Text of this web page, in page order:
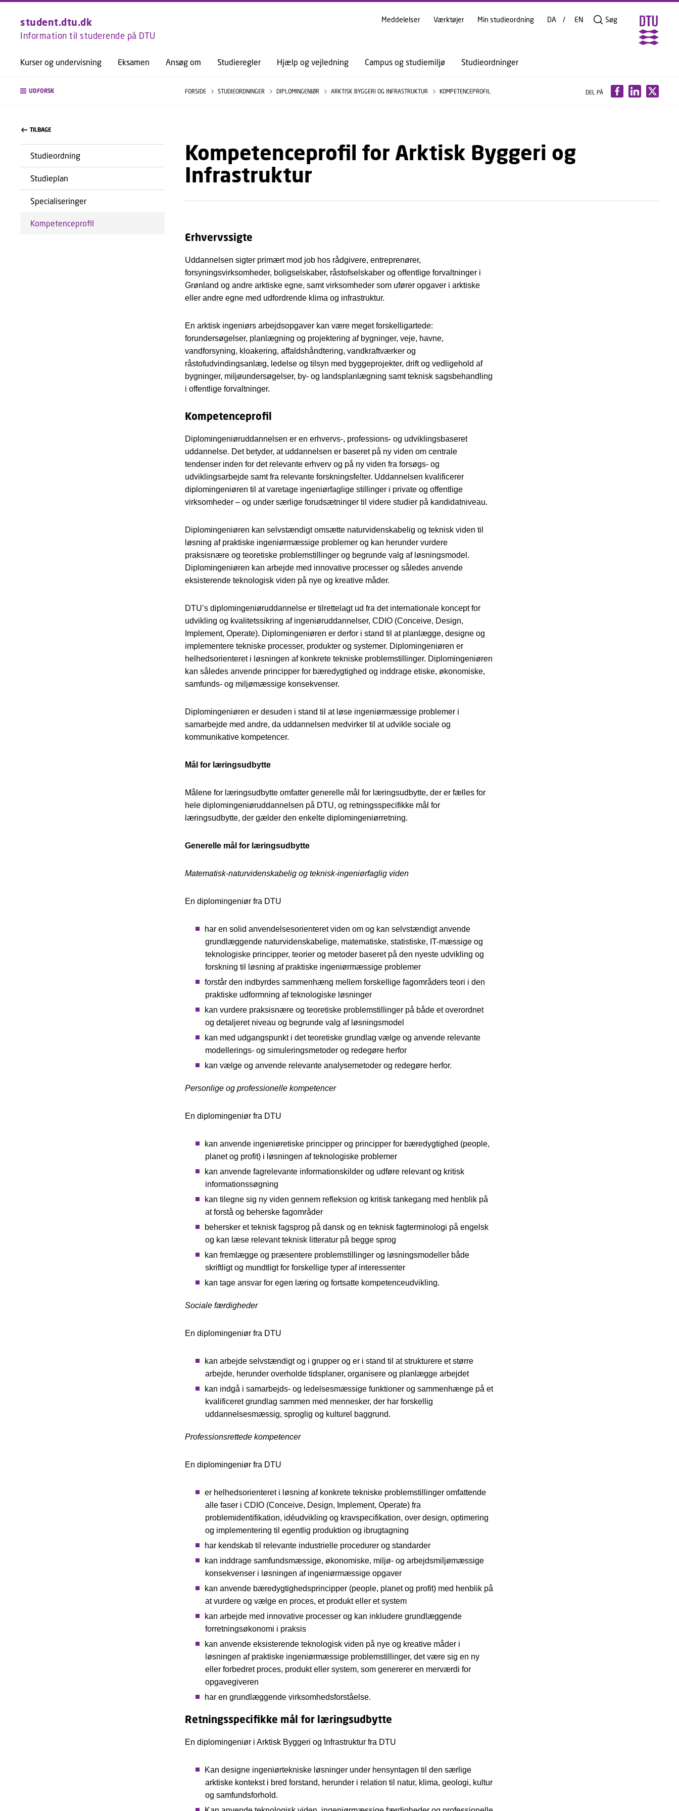
GÅ TIL PRIMÆRT INDHOLD (TRYK ENTER).
student.dtu.dk
Information til studerende på DTU
Kurser og undervisning Eksamen Ansøg om Studieregler Hjælp og vejledning Campus og studiemiljø Studieordninger
Meddelelser Værktøjer Min studieordning DA EN Søg
UDFORSK FORSIDE STUDIEORDNINGER DIPLOMINGENIØR ARKTISK BYGGERI OG INFRASTRUKTUR KOMPETENCEPROFIL DEL PÅ
TILBAGE
Studieordning
Studieplan
Specialiseringer
Kompetenceprofil
Kompetenceprofil for Arktisk Byggeri og
Infrastruktur
Erhvervssigte
Uddannelsen sigter primært mod job hos rådgivere, entreprenører,
forsyningsvirksomheder, boligselskaber, råstofselskaber og offentlige forvaltninger i
Grønland og andre arktiske egne, samt virksomheder som ufører opgaver i arktiske
eller andre egne med udfordrende klima og infrastruktur.
En arktisk ingeniørs arbejdsopgaver kan være meget forskelligartede:
forundersøgelser, planlægning og projektering af bygninger, veje, havne,
vandforsyning, kloakering, affaldshåndtering, vandkraftværker og
råstofudvindingsanlæg, ledelse og tilsyn med byggeprojekter, drift og vedligehold af
bygninger, miljøundersøgelser, by- og landsplanlægning samt teknisk sagsbehandling
i offentlige forvaltninger.
Kompetenceprofil
Diplomingeniøruddannelsen er en erhvervs-, professions- og udviklingsbaseret
uddannelse. Det betyder, at uddannelsen er baseret på ny viden om centrale
tendenser inden for det relevante erhverv og på ny viden fra forsøgs- og
udviklingsarbejde samt fra relevante forskningsfelter. Uddannelsen kvalificerer
diplomingeniøren til at varetage ingeniørfaglige stillinger i private og offentlige
virksomheder – og under særlige forudsætninger til videre studier på kandidatniveau.
Diplomingeniøren kan selvstændigt omsætte naturvidenskabelig og teknisk viden til
løsning af praktiske ingeniørmæssige problemer og kan herunder vurdere
praksisnære og teoretiske problemstillinger og begrunde valg af løsningsmodel.
Diplomingeniøren kan arbejde med innovative processer og således anvende
eksisterende teknologisk viden på nye og kreative måder.
DTU’s diplomingeniøruddannelse er tilrettelagt ud fra det internationale koncept for
udvikling og kvalitetssikring af ingeniøruddannelser, CDIO (Conceive, Design,
Implement, Operate). Diplomingeniøren er derfor i stand til at planlægge, designe og
implementere tekniske processer, produkter og systemer. Diplomingeniøren er
helhedsorienteret i løsningen af konkrete tekniske problemstillinger. Diplomingeniøren
kan således anvende principper for bæredygtighed og inddrage etiske, økonomiske,
samfunds- og miljømæssige konsekvenser.
Diplomingeniøren er desuden i stand til at løse ingeniørmæssige problemer i
samarbejde med andre, da uddannelsen medvirker til at udvikle sociale og
kommunikative kompetencer.
Mål for læringsudbytte
Målene for læringsudbytte omfatter generelle mål for læringsudbytte, der er fælles for
hele diplomingeniøruddannelsen på DTU, og retningsspecifikke mål for
læringsudbytte, der gælder den enkelte diplomingeniørretning.
Generelle mål for læringsudbytte
Matematisk-naturvidenskabelig og teknisk-ingeniørfaglig viden
En diplomingeniør fra DTU
har en solid anvendelsesorienteret viden om og kan selvstændigt anvende
grundlæggende naturvidenskabelige, matematiske, statistiske, IT-mæssige og
teknologiske principper, teorier og metoder baseret på den nyeste udvikling og
forskning til løsning af praktiske ingeniørmæssige problemer
forstår den indbyrdes sammenhæng mellem forskellige fagområders teori i den
praktiske udformning af teknologiske løsninger
kan vurdere praksisnære og teoretiske problemstillinger på både et overordnet
og detaljeret niveau og begrunde valg af løsningsmodel
kan med udgangspunkt i det teoretiske grundlag vælge og anvende relevante
modellerings- og simuleringsmetoder og redegøre herfor
kan vælge og anvende relevante analysemetoder og redegøre herfor.
Personlige og professionelle kompetencer
En diplomingeniør fra DTU
kan anvende ingeniøretiske principper og principper for bæredygtighed (people,
planet og profit) i løsningen af teknologiske problemer
kan anvende fagrelevante informationskilder og udføre relevant og kritisk
informationssøgning
kan tilegne sig ny viden gennem refleksion og kritisk tankegang med henblik på
at forstå og beherske fagområder
behersker et teknisk fagsprog på dansk og en teknisk fagterminologi på engelsk
og kan læse relevant teknisk litteratur på begge sprog
kan fremlægge og præsentere problemstillinger og løsningsmodeller både
skriftligt og mundtligt for forskellige typer af interessenter
kan tage ansvar for egen læring og fortsatte kompetenceudvikling.
Sociale færdigheder
En diplomingeniør fra DTU
kan arbejde selvstændigt og i grupper og er i stand til at strukturere et større
arbejde, herunder overholde tidsplaner, organisere og planlægge arbejdet
kan indgå i samarbejds- og ledelsesmæssige funktioner og sammenhænge på et
kvalificeret grundlag sammen med mennesker, der har forskellig
uddannelsesmæssig, sproglig og kulturel baggrund.
Professionsrettede kompetencer
En diplomingeniør fra DTU
er helhedsorienteret i løsning af konkrete tekniske problemstillinger omfattende
alle faser i CDIO (Conceive, Design, Implement, Operate) fra
problemidentifikation, idéudvikling og kravspecifikation, over design, optimering
og implementering til egentlig produktion og ibrugtagning
har kendskab til relevante industrielle procedurer og standarder
kan inddrage samfundsmæssige, økonomiske, miljø- og arbejdsmiljømæssige
konsekvenser i løsningen af ingeniørmæssige opgaver
kan anvende bæredygtighedsprincipper (people, planet og profit) med henblik på
at vurdere og vælge en proces, et produkt eller et system
kan arbejde med innovative processer og kan inkludere grundlæggende
forretningsøkonomi i praksis
kan anvende eksisterende teknologisk viden på nye og kreative måder i
løsningen af praktiske ingeniørmæssige problemstillinger, det være sig en ny
eller forbedret proces, produkt eller system, som genererer en merværdi for
opgavegiveren
har en grundlæggende virksomhedsforståelse.
Retningsspecifikke mål for læringsudbytte
En diplomingeniør i Arktisk Byggeri og Infrastruktur fra DTU
Kan designe ingeniørtekniske løsninger under hensyntagen til den særlige
arktiske kontekst i bred forstand, herunder i relation til natur, klima, geologi, kultur
og samfundsforhold.